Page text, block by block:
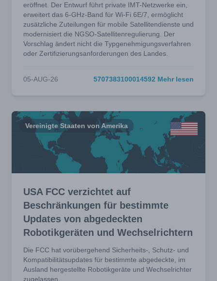
eröffnet. Der Entwurf führt private IMT-Netzwerke ein,
erweitert das 6-GHz-Band für Wi-Fi 6E/7, ermöglicht
zusätzliche Zuteilungen für mobile Satellitendienste und
modernisiert die NGSO-Satellitenregulierung. Der
Vorschlag ändert nicht die Typgenehmigungsverfahren
oder Zertifizierungsanforderungen des Landes.
05-AUG-26 5707383100014592 Mehr lesen
Vereinigte Staaten von Amerika
USA FCC verzichtet auf
Beschränkungen für bestimmte
Updates von abgedeckten
Robotikgeräten und Wechselrichtern
Die FCC hat vorübergehend Sicherheits-, Schutz- und
Kompatibilitätsupdates für bestimmte abgedeckte, im
Ausland hergestellte Robotikgeräte und Wechselrichter
zugelassen.